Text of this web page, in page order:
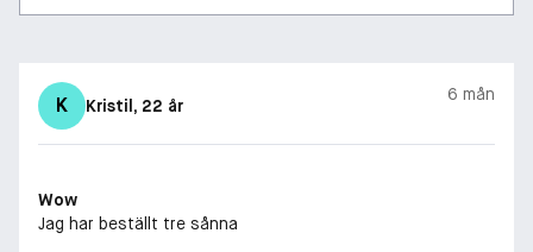
K Kristil, 22 år
6 mån
Wow
Jag har beställt tre sånna